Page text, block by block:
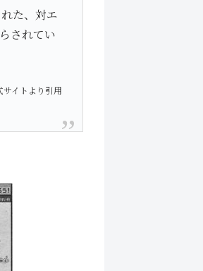
た、対エ
されてい
サイトより引用